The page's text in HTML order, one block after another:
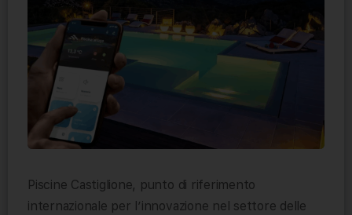
Piscine Castiglione, punto di riferimento
internazionale per l’innovazione nel settore delle